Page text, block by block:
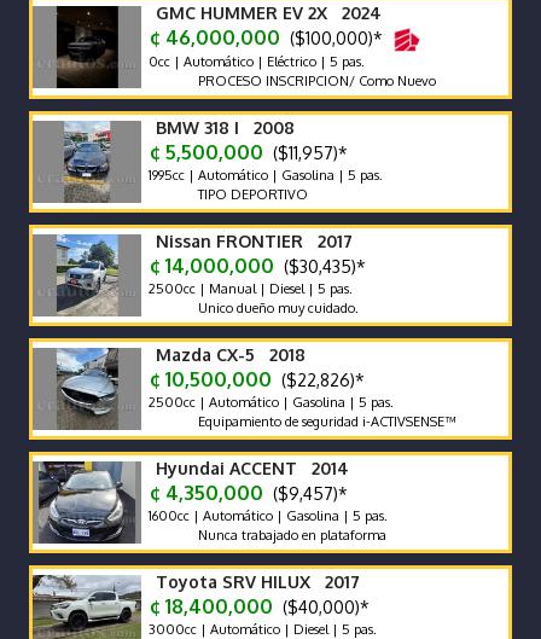
GMC HUMMER EV 2X 2024
¢ 46,000,000 ($100,000)*
0cc | Automático | Eléctrico | 5 pas.
PROCESO INSCRIPCION/ Como Nuevo
BMW 318 I 2008
¢ 5,500,000 ($11,957)*
1995cc | Automático | Gasolina | 5 pas.
TIPO DEPORTIVO
Nissan FRONTIER 2017
¢ 14,000,000 ($30,435)*
2500cc | Manual | Diesel | 5 pas.
Unico dueño muy cuidado.
Mazda CX-5 2018
¢ 10,500,000 ($22,826)*
2500cc | Automático | Gasolina | 5 pas.
Equipamiento de seguridad i-ACTIVSENSE™
Hyundai ACCENT 2014
¢ 4,350,000 ($9,457)*
1600cc | Automático | Gasolina | 5 pas.
Nunca trabajado en plataforma
Toyota SRV HILUX 2017
¢ 18,400,000 ($40,000)*
3000cc | Automático | Diesel | 5 pas.